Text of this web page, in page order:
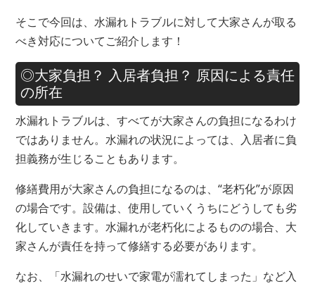
そこで今回は、水漏れトラブルに対して大家さんが取る
べき対応についてご紹介します！
◎大家負担？ 入居者負担？ 原因による責任
の所在
水漏れトラブルは、すべてが大家さんの負担になるわけ
ではありません。水漏れの状況によっては、入居者に負
担義務が生じることもあります。
修繕費用が大家さんの負担になるのは、“老朽化”が原因
の場合です。設備は、使用していくうちにどうしても劣
化していきます。水漏れが老朽化によるものの場合、大
家さんが責任を持って修繕する必要があります。
なお、「水漏れのせいで家電が濡れてしまった」など入